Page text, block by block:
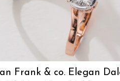
Frank & co. Elegan